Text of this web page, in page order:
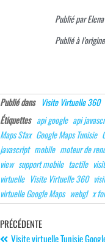
Publié par
Publié à
Publié dans Visite Virtuelle 360
Étiquettes api google api
Maps Sfax Google Maps Tunisie
javascript mobile moteur de
view support mobile tactile
virtuelle Visite Virtuelle 360
virtuelle Google Maps webgl x
PRÉCÉDENTE
Visite virtuelle Tunisie